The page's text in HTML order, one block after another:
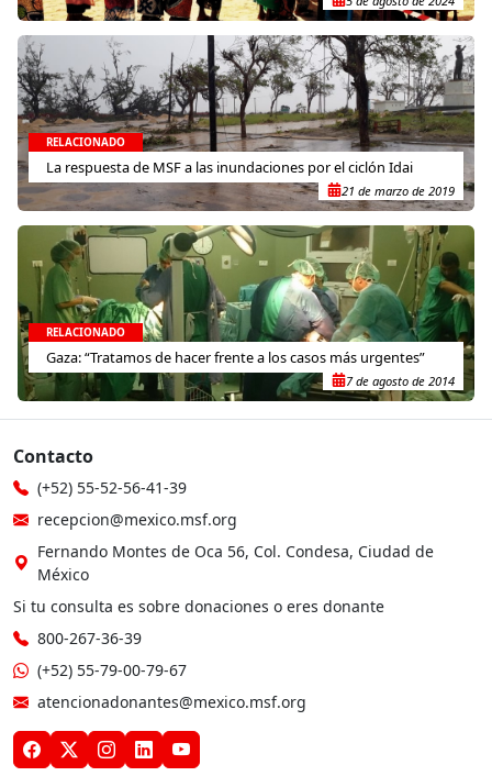
RELACIONADO
La respuesta de MSF a las inundaciones por el ciclón Idai
21 de marzo de 2019
RELACIONADO
Gaza: “Tratamos de hacer frente a los casos más urgentes”
7 de agosto de 2014
Contacto
(+52) 55-52-56-41-39
recepcion@mexico.msf.org
Fernando Montes de Oca 56, Col. Condesa, Ciudad de
México
Si tu consulta es sobre donaciones o eres donante
800-267-36-39
(+52) 55-79-00-79-67
atencionadonantes@mexico.msf.org